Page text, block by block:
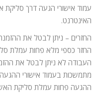
עמוד אישורי הגעה דרך סליקת
האינטרנט.
החזרים – ניתן לבטל את
החזר כספי מלא פחות עמלת
העבודה לא ניתן לבטל את
מתמשכות בעמוד אישורי ההגעה
ההגעה פחות עמלת סליקת